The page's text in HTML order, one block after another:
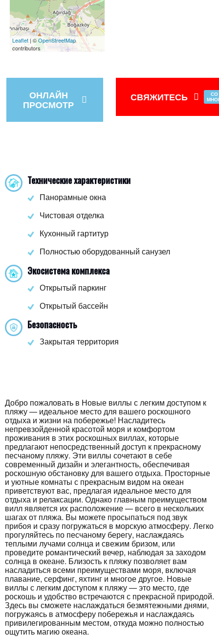
Leaflet | ©OpenStreetMap
contributors
ОНЛАЙН
ПРОСМОТР
СВЯЖИТЕСЬ СО
Технические характеристики
Панорамные окна
Чистовая отделка
Кухонный гартитур
Полностью оборудованный санузел
Экосистема комплекса
Открытый паркинг
Открытый бассейн
Безопасность
Закрытая территория
Добро пожаловать в Новые виллы с легким доступом к
пляжу — идеальное место для вашего роскошного
отдыха и жизни на побережье! Насладитесь
непревзойденной красотой моря и комфортом
проживания в этих роскошных виллах, которые
предлагают непосредственный доступ к прекрасному
песчаному пляжу. Эти виллы сочетают в себе
современный дизайн и элегантность, обеспечивая
роскошную обстановку для вашего отдыха. Просторные
и уютные комнаты с прекрасным видом на океан
приветствуют вас, предлагая идеальное место для
отдыха и релаксации. Однако главным преимуществом
вилл является их расположение — всего в нескольких
шагах от пляжа. Вы можете просыпаться под звук
прибоя и сразу погружаться в морскую атмосферу. Легко
прогуляйтесь по песчаному берегу, наслаждаясь
теплыми лучами солнца и свежим бризом, или
проведите романтический вечер, наблюдая за заходом
солнца в океане. Близость к пляжу позволяет вам
насладиться всеми преимуществами моря, включая
плавание, серфинг, яхтинг и многое другое. Новые
виллы с легким доступом к пляжу — это место, где
роскошь и удобство встречаются с прекрасной природой.
Здесь вы сможете наслаждаться безмятежными днями,
погружаясь в атмосферу побережья и наслаждаясь
привилегированным местом, откуда можно полностью
ощутить магию океана.